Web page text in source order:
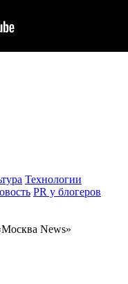
Технологии
PR у блогеров
News»